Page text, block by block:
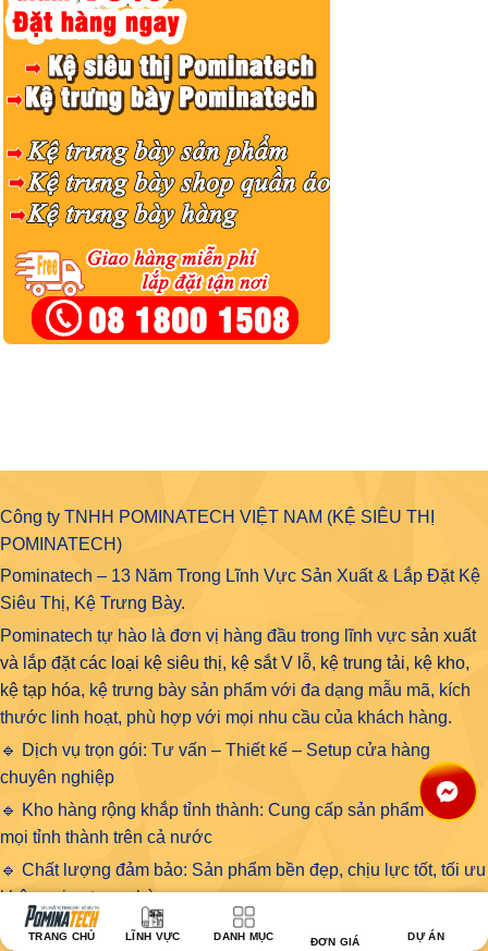
Công ty TNHH POMINATECH VIỆT NAM (KỆ SIÊU THỊ
POMINATECH)
Pominatech – 13 Năm Trong Lĩnh Vực Sản Xuất & Lắp Đặt Kệ
Siêu Thị, Kệ Trưng Bày.
Pominatech tự hào là đơn vị hàng đầu trong lĩnh vực sản xuất
và lắp đặt các loại kệ siêu thị, kệ sắt V lỗ, kệ trung tải, kệ kho,
kệ tạp hóa, kệ trưng bày sản phẩm với đa dạng mẫu mã, kích
thước linh hoạt, phù hợp với mọi nhu cầu của khách hàng.
🔹 Dịch vụ trọn gói: Tư vấn – Thiết kế – Setup cửa hàng
chuyên nghiệp
🔹 Kho hàng rộng khắp tỉnh thành: Cung cấp sản phẩm đến
mọi tỉnh thành trên cả nước
🔹 Chất lượng đảm bảo: Sản phẩm bền đẹp, chịu lực tốt, tối ưu
không gian trưng bày
Với hơn 13 năm kinh nghiệm, Pominatech cam kết mang đến
TRANG CHỦ LĨNH VỰC DANH MỤC ĐƠN GIÁ DỰ ÁN